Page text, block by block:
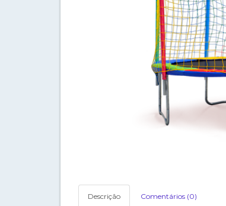
Descrição Comentários (0)